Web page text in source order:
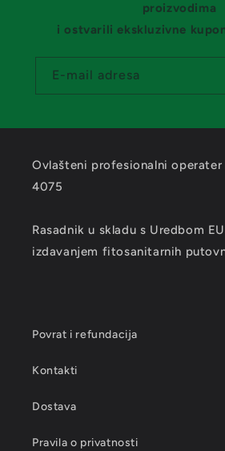
proizvodima
i ostvarili ekskluzivne
E-mail adresa
Ovlašteni profesionalni operater
4075
Rasadnik u skladu s Uredbom
izdavanjem fitosanitarnih
Povrat i refundacija
Kontakti
Dostava
Pravila o privatnosti